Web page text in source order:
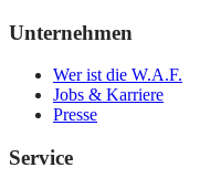
Unternehmen
Wer ist die W.A.F.
Jobs & Karriere
Presse
Service